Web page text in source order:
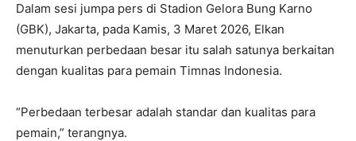
Dalam sesi jumpa pers di Stadion Gelora Bung Karno
(GBK), Jakarta, pada Kamis, 3 Maret 2026, Elkan
menuturkan perbedaan besar itu salah satunya berkaitan
dengan kualitas para pemain Timnas Indonesia.
“Perbedaan terbesar adalah standar dan kualitas para
pemain,” terangnya.